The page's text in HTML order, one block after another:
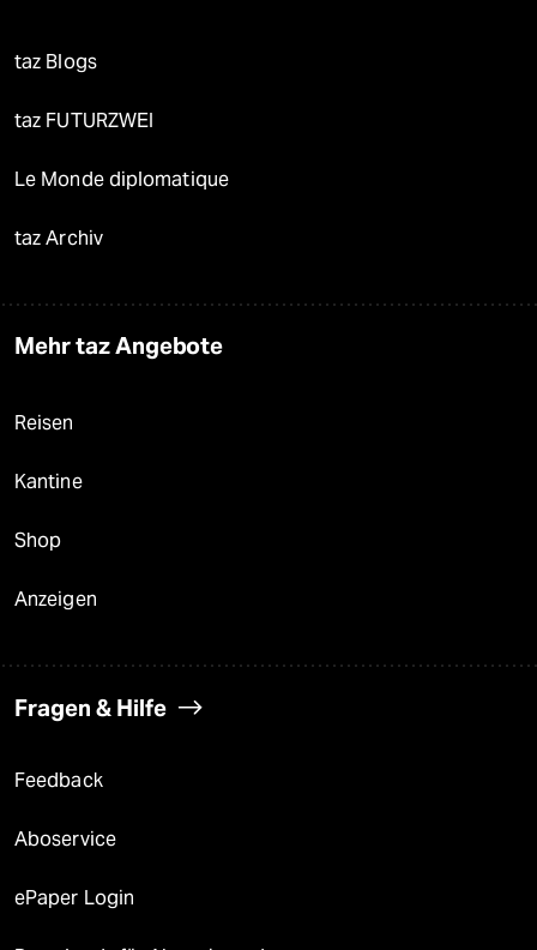
taz Blogs
taz FUTURZWEI
Le Monde diplomatique
taz Archiv
Mehr taz Angebote
Reisen
Kantine
Shop
Anzeigen
Fragen & Hilfe
Feedback
Aboservice
ePaper Login